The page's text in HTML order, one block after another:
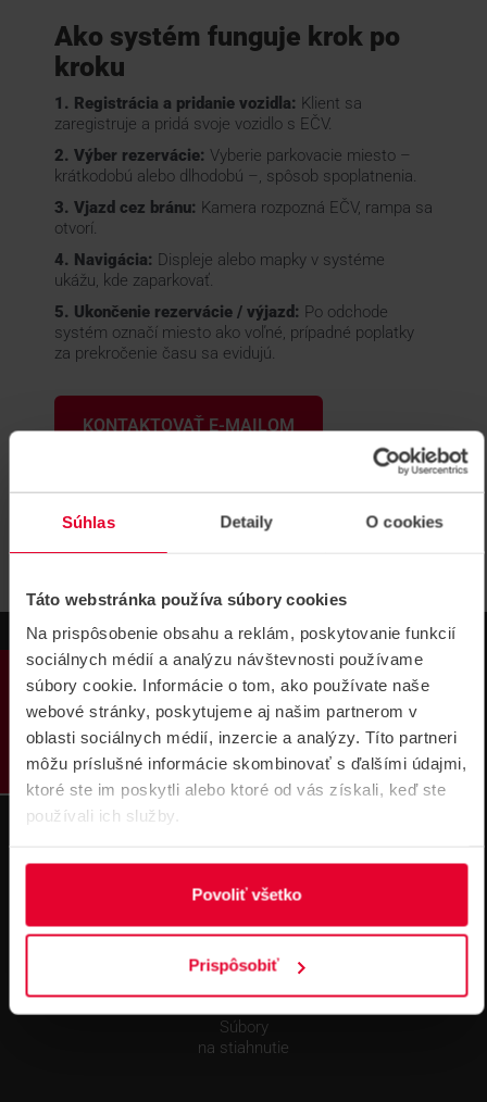
Súhlas Detaily O cookies
Táto webstránka používa súbory cookies
Na prispôsobenie obsahu a reklám, poskytovanie funkcií
sociálnych médií a analýzu návštevnosti používame
súbory cookie. Informácie o tom, ako používate naše
webové stránky, poskytujeme aj našim partnerom v
oblasti sociálnych médií, inzercie a analýzy. Títo partneri
môžu príslušné informácie skombinovať s ďalšími údajmi,
ktoré ste im poskytli alebo ktoré od vás získali, keď ste
používali ich služby.
Povoliť všetko
Prispôsobiť
PRODUKTY
Ako systém funguje krok po
kroku
1. Registrácia a pridanie vozidla: Klient sa
zaregistruje a pridá svoje vozidlo s EČV.
2. Výber rezervácie: Vyberie parkovacie miesto –
krátkodobú alebo dlhodobú –, spôsob spoplatnenia.
3. Vjazd cez bránu: Kamera rozpozná EČV, rampa sa
otvorí.
4. Navigácia: Displeje alebo mapky v systéme
ukážu, kde zaparkovať.
5. Ukončenie rezervácie / výjazd: Po odchode
systém označí miesto ako voľné, prípadné poplatky
za prekročenie času sa evidujú.
KONTAKTOVAŤ E-MAILOM
Technická
Súbory
na stiahnutie